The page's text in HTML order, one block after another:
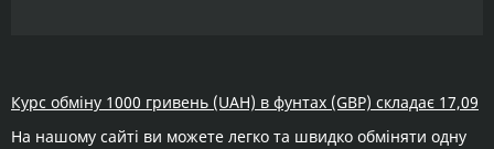
Курс обміну 1000 гривень (UAH) в фунтах (GBP) складає 17,09
На нашому сайті ви можете легко та швидко обміняти одну